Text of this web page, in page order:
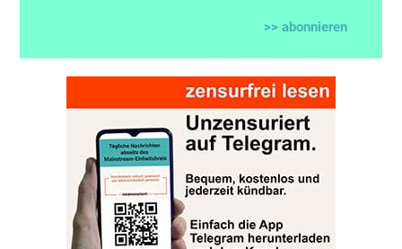
>> abonnieren